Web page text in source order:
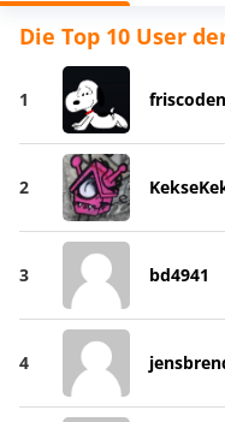
Die Top 10 User
1
2
3 bd4941
4